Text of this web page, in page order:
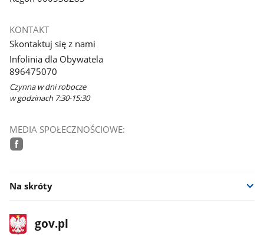
KONTAKT
Skontaktuj się z nami
Infolinia dla Obywatela
896475070
Czynna w dni robocze
w godzinach 7:30-15:30
MEDIA SPOŁECZNOŚCIOWE:
Na skróty
stopka
gov.plStrona
gov.pl